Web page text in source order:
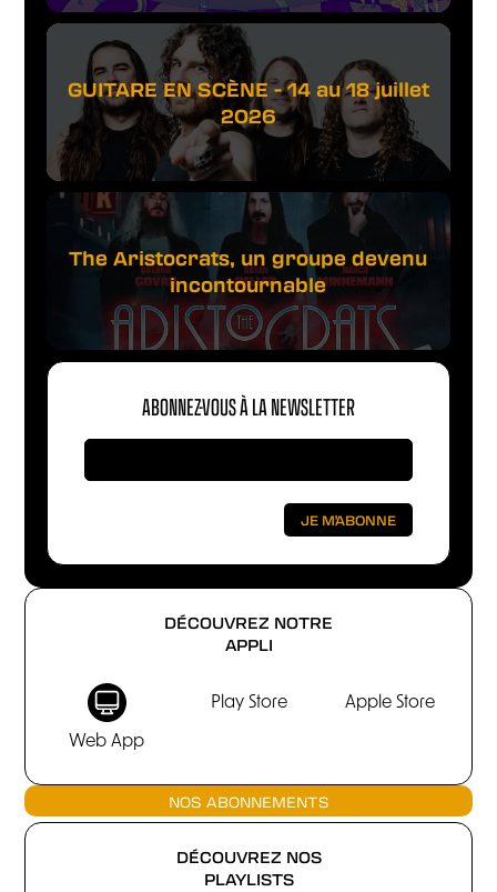
DÉCOUVREZ NOTRE
APPLI
Web App
Play Store Apple Store
NOS ABONNEMENTS
DÉCOUVREZ NOS
PLAYLISTS
GUITARE EN SCÈNE - 14 au 18 juillet
2026
The Aristocrats, un groupe devenu
incontournable
ABONNEZ-VOUS À LA NEWSLETTER